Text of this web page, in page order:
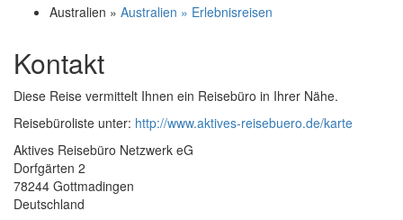
Australien » Australien » Erlebnisreisen
Kontakt
Diese Reise vermittelt Ihnen ein Reisebüro in Ihrer Nähe.
Reisebüroliste unter: http://www.aktives-reisebuero.de/karte
Aktives Reisebüro Netzwerk eG
Dorfgärten 2
78244 Gottmadingen
Deutschland